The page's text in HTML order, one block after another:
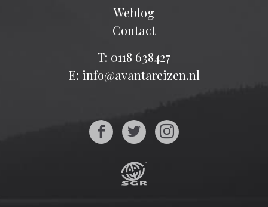
Weblog
Contact
T: 0118 638427
E: info@avantareizen.nl